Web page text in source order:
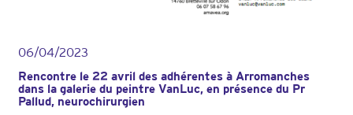
06/04/2023
Rencontre le 22 avril des adhérentes à Arromanches
dans la galerie du peintre VanLuc, en présence du Pr
Pallud, neurochirurgien